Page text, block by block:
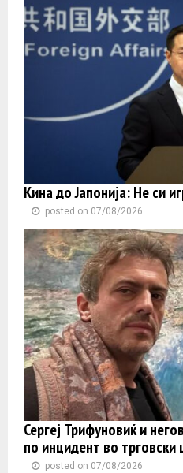
Кина до Јапонија: Не си
posted on 07/08/2026
Сергеј Трифуновиќ и
по инцидент во трговски
posted on 07/08/2026